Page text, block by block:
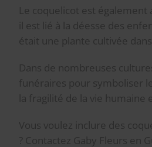
Le coquelicot est également
il est lié à la déesse des
était une plante cultivée
Dans de nombreuses
funéraires pour symboliser
la fragilité de la vie
Vous voulez inclure des
? Contactez Gaby Fleurs en